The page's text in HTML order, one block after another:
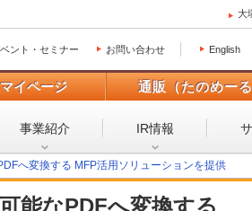
大
ント・セミナー お問い合わせ English
イページ 通販（たのめーる
事業紹介 IR情報
へ変換する MFP活用ソリューションを提供
能なPDFへ変換する